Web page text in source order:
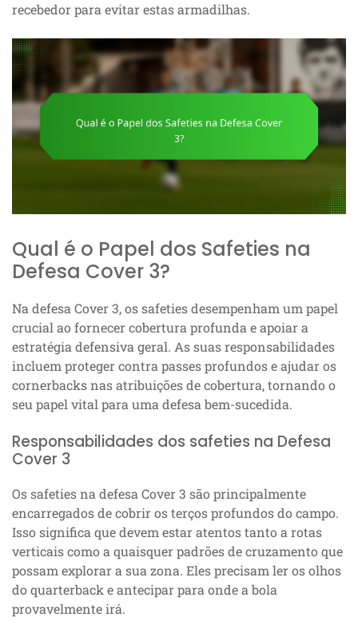
recebedor para evitar estas armadilhas.
Qual é o Papel dos Safeties na
Defesa Cover 3?
Na defesa Cover 3, os safeties desempenham um papel
crucial ao fornecer cobertura profunda e apoiar a
estratégia defensiva geral. As suas responsabilidades
incluem proteger contra passes profundos e ajudar os
cornerbacks nas atribuições de cobertura, tornando o
seu papel vital para uma defesa bem-sucedida.
Responsabilidades dos safeties na Defesa
Cover 3
Os safeties na defesa Cover 3 são principalmente
encarregados de cobrir os terços profundos do campo.
Isso significa que devem estar atentos tanto a rotas
verticais como a quaisquer padrões de cruzamento que
possam explorar a sua zona. Eles precisam ler os olhos
do quarterback e antecipar para onde a bola
provavelmente irá.